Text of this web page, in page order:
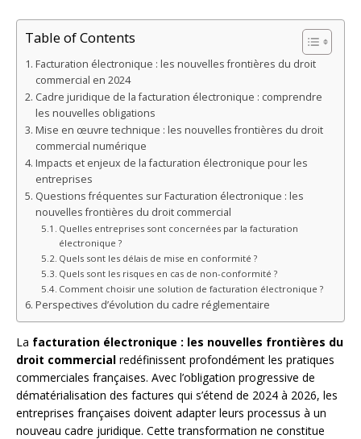
Table of Contents
Facturation électronique : les nouvelles frontières du droit
commercial en 2024
Cadre juridique de la facturation électronique : comprendre
les nouvelles obligations
Mise en œuvre technique : les nouvelles frontières du droit
commercial numérique
Impacts et enjeux de la facturation électronique pour les
entreprises
Questions fréquentes sur Facturation électronique : les
nouvelles frontières du droit commercial
Quelles entreprises sont concernées par la facturation
électronique ?
Quels sont les délais de mise en conformité ?
Quels sont les risques en cas de non-conformité ?
Comment choisir une solution de facturation électronique ?
Perspectives d’évolution du cadre réglementaire
La facturation électronique : les nouvelles frontières du
droit commercial redéfinissent profondément les pratiques
commerciales françaises. Avec l’obligation progressive de
dématérialisation des factures qui s’étend de 2024 à 2026, les
entreprises françaises doivent adapter leurs processus à un
nouveau cadre juridique. Cette transformation ne constitue